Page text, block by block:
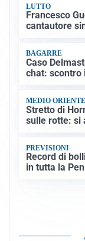
LUTTO
Francesco
cantautore
BAGARRE
Caso
chat: scontro
MEDIO ORIENTE
Stretto di
sulle rotte: si
PREVISIONI
Record di
in tutta la